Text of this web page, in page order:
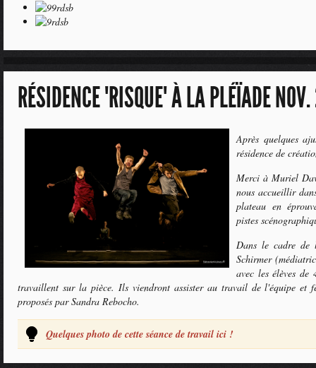
RÉSIDENCE "RISQUE" À LA PLÉÏADE
Après quelques
résidence de
Merci à Muriel
nous accueillir
plateau en
pistes
Dans le cadre de
Schirmer
avec les élèves
travaillent sur la pièce. Ils viendront assister au travail de l'équipe et
proposés par Sandra Rebocho.
Quelques photo de cette séance de travail ici !